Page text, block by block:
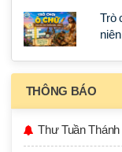
Trò
THÔNG BÁO
Thư Tuần